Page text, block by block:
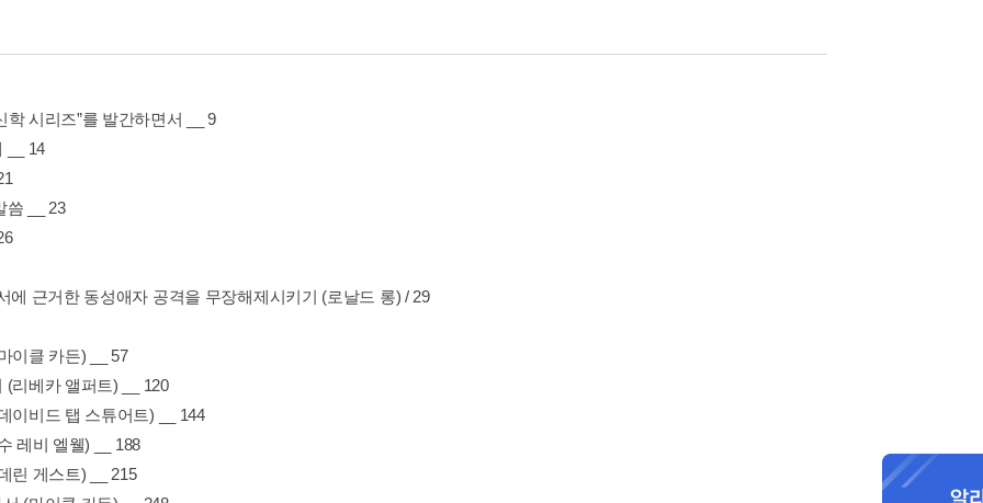
학 시리즈”를 발간하면서 __ 9
__ 14
씀 __ 23
에 근거한 동성애자 공격을 무장해제시키기 (로날드 롱) / 29
이클 카든) __ 57
(리베카 앨퍼트) __ 120
이비드 탭 스튜어트) __ 144
레비 엘웰) __ 188
린 게스트) __ 215